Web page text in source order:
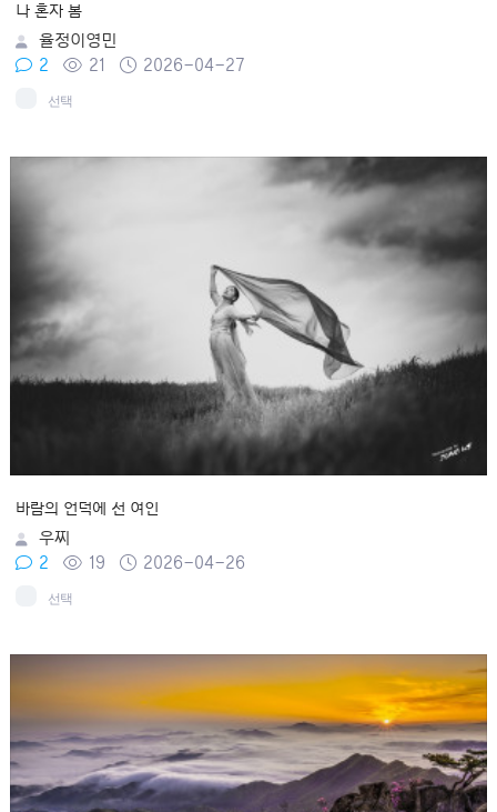
나 혼자 봄
율정이영민
2
21 2026-04-27
선택
바람의 언덕에 선 여인
우찌
2
19 2026-04-26
선택